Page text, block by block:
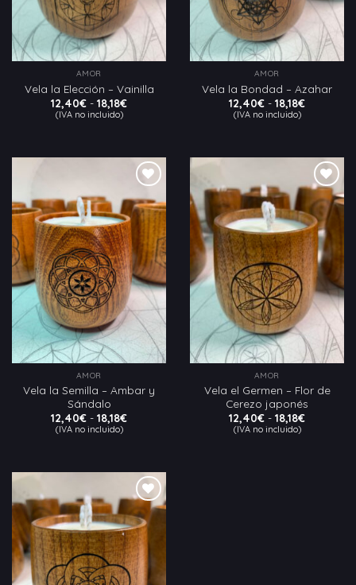
AMOR
Vela la Elección – Vainilla
12,40€ - 18,18€Rango
18,18€
(IVA no incluido)
AMOR
Vela la Bondad – Azahar
12,40€ - 18,18€Rango
18,18€
(IVA no incluido)
Añadir
lista
de
deseos
AMOR
Vela la Semilla – Ambar y
Sándalo
12,40€ - 18,18€Rango
18,18€
(IVA no incluido)
Añadir
a la
lista
de
deseos
AMOR
Vela el Germen – Flor de
Cerezo japonés
12,40€ - 18,18€Rango
(IVA no incluido)
Añadir
a la
lista